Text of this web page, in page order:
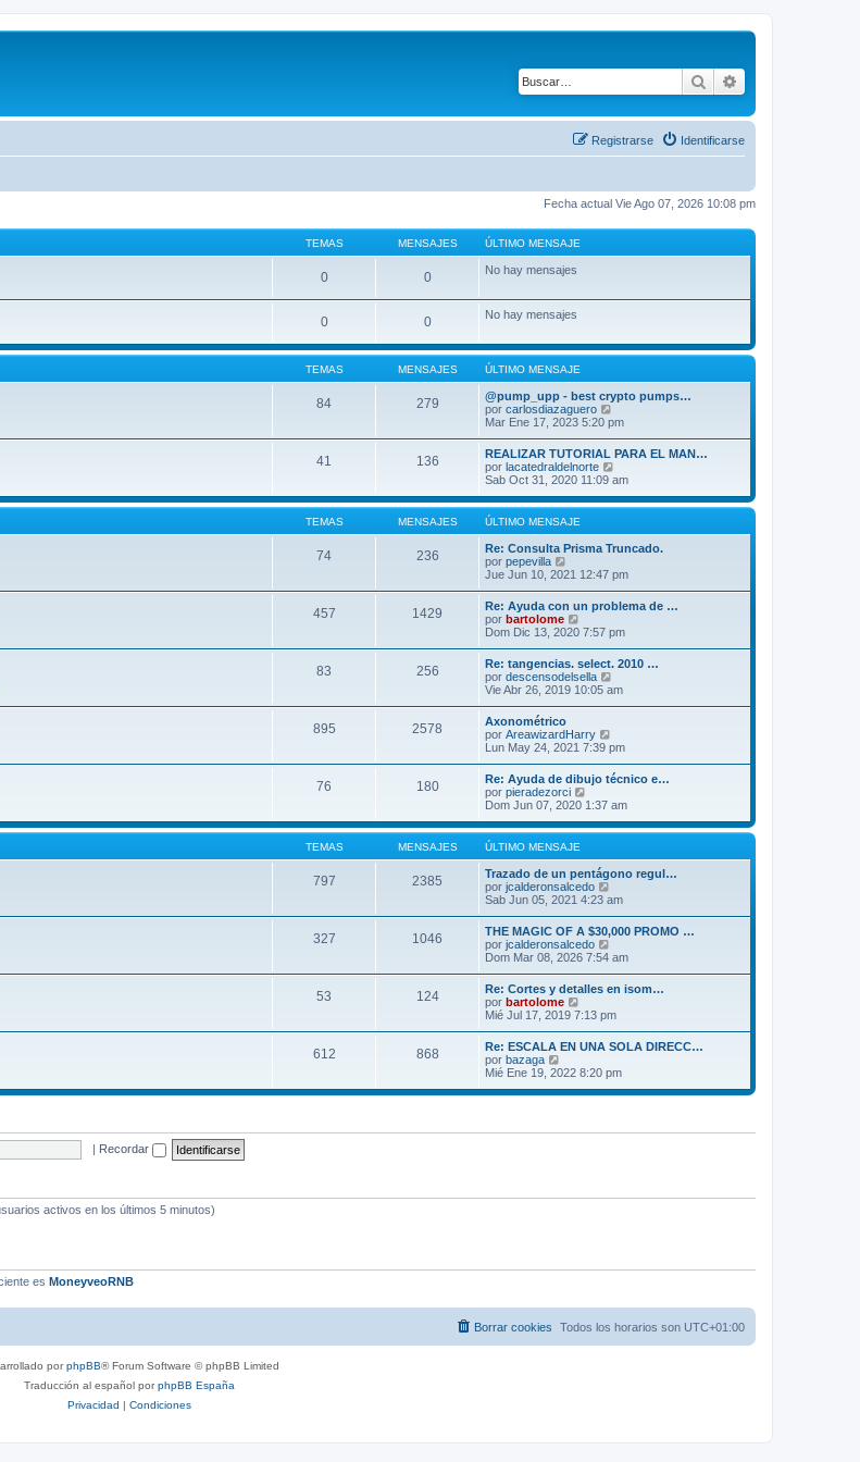
Buscar
Identificarse
Registrarse
Fecha actual Vie Ago 07, 2026 10:08 pm
TEMAS MENSAJES ÚLTIMO MENSAJE
0 0 No hay mensajes
0 0 No hay mensajes
TEMAS MENSAJES ÚLTIMO MENSAJE
84 279
@pump_upp - best crypto pumps…
por carlosdiazaguero
e
ú
l
t
i
m
o
e
n
a
j
e
Mar Ene 17, 2023 5:20 pm
41 136
REALIZAR TUTORIAL PARA EL MAN…
por lacatedraldelnorte
e
ú
i
m
o
m
e
n
a
j
e
Sab Oct 31, 2020 11:09 am
TEMAS MENSAJES ÚLTIMO MENSAJE
74 236
Re: Consulta Prisma Truncado.
por pepevilla
e
l
t
i
m
o
m
e
n
a
j
e
Jue Jun 10, 2021 12:47 pm
457 1429
Re: Ayuda con un problema de …
por bartolome
e
l
t
i
m
m
e
n
s
a
j
e
Dom Dic 13, 2020 7:57 pm
83 256
Re: tangencias. select. 2010 …
por descensodelsella
e
i
m
o
e
n
s
j
e
Vie Abr 26, 2019 10:05 am
895 2578
Axonométrico
por AreawizardHarry
e
ú
l
i
m
o
e
n
a
j
e
Lun May 24, 2021 7:39 pm
76 180
Re: Ayuda de dibujo técnico e…
por pieradezorci
e
ú
i
m
o
m
e
n
s
a
j
e
Dom Jun 07, 2020 1:37 am
TEMAS MENSAJES ÚLTIMO MENSAJE
797 2385
Trazado de un pentágono regul…
por jcalderonsalcedo
e
ú
l
i
m
o
e
n
s
a
j
e
Sab Jun 05, 2021 4:23 am
327 1046
THE MAGIC OF A $30,000 PROMO …
por jcalderonsalcedo
e
l
i
m
o
e
n
s
Dom Mar 08, 2026 7:54 am
53 124
Re: Cortes y detalles en isom…
por bartolome
e
ú
l
t
i
m
e
e
Mié Jul 17, 2019 7:13 pm
612 868
Re: ESCALA EN UNA SOLA DIRECC…
por bazaga
e
ú
i
n
Mié Ene 19, 2022 8:20 pm
| Recordar
activos en los últimos 5 minutos)
es MoneyveoRNB
Todos los horarios son UTC+01:00
Borrar cookies
porphpBB® Forum Software © phpBB Limited
Traducción al español porphpBB España
Privacidad | Condiciones